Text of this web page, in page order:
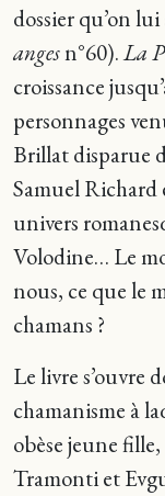
dossier qu’on
angesn°60).La
croissance
personnages
Brillat disparue
Samuel Richard
univers
Volodine… Le
nous, ce que le
chamans ?
Le livre s’ouvre
chamanisme à
obèse jeune
Tramonti et